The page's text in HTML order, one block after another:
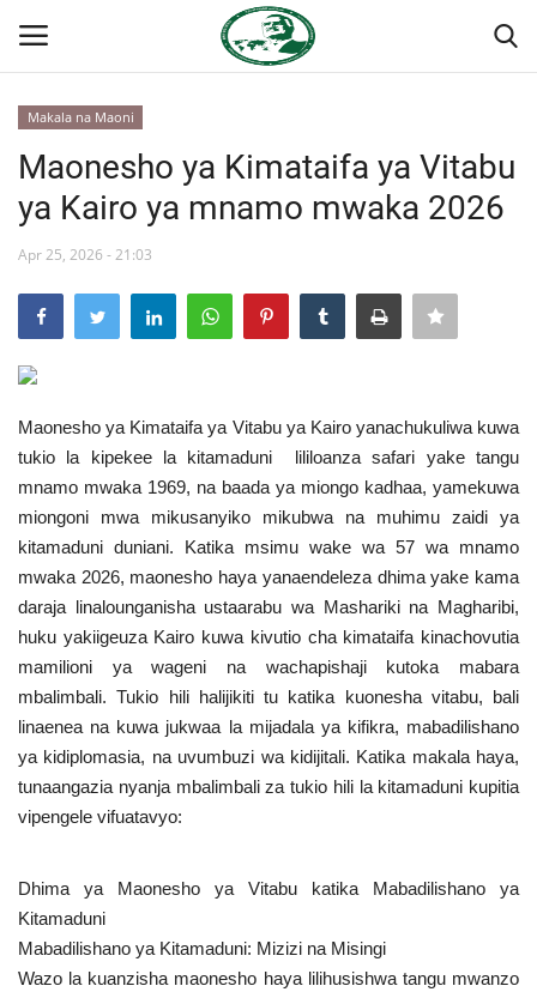
Nyumba
Wasiliana
Misri
Timu yetu
Urithi wa Nasser
Habari
Harakati ya Nasser kwa Vijana
Udhamini wa Nasser
Kanuni na Masharti ya Udhamini wa
Nyaraka na Marejeleo
Waanzilishi
Makala na Maoni
Maonesho ya Kimataifa ya Vitabu
ya Kairo ya mnamo mwaka 2026
Apr 25, 2026 - 21:03
Maonesho ya Kimataifa ya Vitabu ya Kairo yanachukuliwa kuwa
tukio la kipekee la kitamaduni lililoanza safari yake tangu
mnamo mwaka 1969, na baada ya miongo kadhaa, yamekuwa
miongoni mwa mikusanyiko mikubwa na muhimu zaidi ya
kitamaduni duniani. Katika msimu wake wa 57 wa mnamo
mwaka 2026, maonesho haya yanaendeleza dhima yake kama
daraja linalounganisha ustaarabu wa Mashariki na Magharibi,
huku yakiigeuza Kairo kuwa kivutio cha kimataifa kinachovutia
mamilioni ya wageni na wachapishaji kutoka mabara
mbalimbali. Tukio hili halijikiti tu katika kuonesha vitabu, bali
linaenea na kuwa jukwaa la mijadala ya kifikra, mabadilishano
ya kidiplomasia, na uvumbuzi wa kidijitali. Katika makala haya,
tunaangazia nyanja mbalimbali za tukio hili la kitamaduni kupitia
vipengele vifuatavyo:
Dhima ya Maonesho ya Vitabu katika Mabadilishano ya
Kitamaduni
Mabadilishano ya Kitamaduni: Mizizi na Misingi
Wazo la kuanzisha maonesho haya lilihusishwa tangu mwanzo